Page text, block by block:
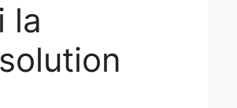
laélectronique (coquille isolante). Son travail
consiste, grâce à des réactions chimiques,
à fabriquer, observer, manipuler, assembler
ces nanoparticules dans l’optique de créer